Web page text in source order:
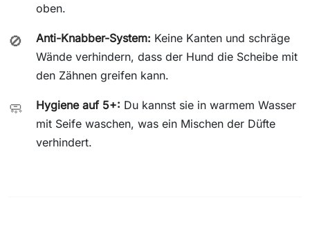
oben.
🚫 Anti-Knabber-System: Keine Kanten und schräge
Wände verhindern, dass der Hund die Scheibe mit
den Zähnen greifen kann.
🧼 Hygiene auf 5+: Du kannst sie in warmem Wasser
mit Seife waschen, was ein Mischen der Düfte
verhindert.